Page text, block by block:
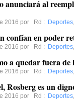
anunciará al
2016 por Rd : Deportes,
confían en poder
2016 por Rd : Deportes,
a quedar fuera de
2016 por Rd : Deportes,
Rosberg es un
2016 por Rd : Deportes,